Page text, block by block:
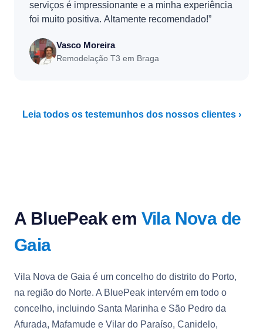
serviços é impressionante e a minha experiência
foi muito positiva. Altamente recomendado!”
Vasco Moreira
Remodelação T3 em Braga
Leia todos os testemunhos dos nossos clientes ›
A BluePeak em Vila Nova de
Gaia
Vila Nova de Gaia é um concelho do distrito do Porto,
na região do Norte. A BluePeak intervém em todo o
concelho, incluindo Santa Marinha e São Pedro da
Afurada, Mafamude e Vilar do Paraíso, Canidelo,